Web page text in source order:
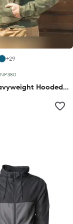
+29
NP380
Men´s Heavyweight Hooded Pullover